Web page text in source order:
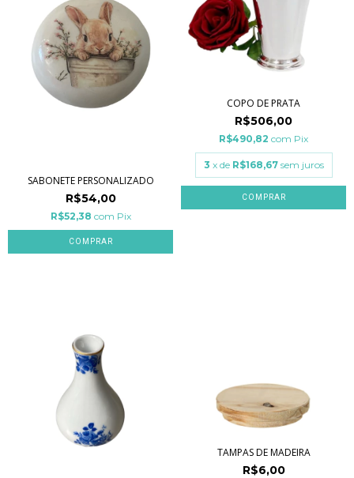
SABONETE PERSONALIZADO
R$54,00
R$52,38 com Pix
COPO DE PRATA
R$506,00
R$490,82 com Pix
3 x de R$168,67 sem juros
COMPRAR
TAMPAS DE MADEIRA
R$6,00